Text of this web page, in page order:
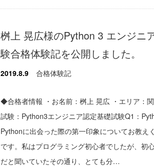
桝上 晃広様のPython 3 エンジニ
験合格体験記を公開しました。
2019.8.9 合格体験記
◆合格者情報 ・お名前：桝上 晃広 ・エリア：
試験：Python3エンジニア認定基礎試験Q1：
Pythonに出会った際の第一印象についてお教え
です。私はプログラミング初心者でしたが、初
だと聞いていたその通り、とても分…